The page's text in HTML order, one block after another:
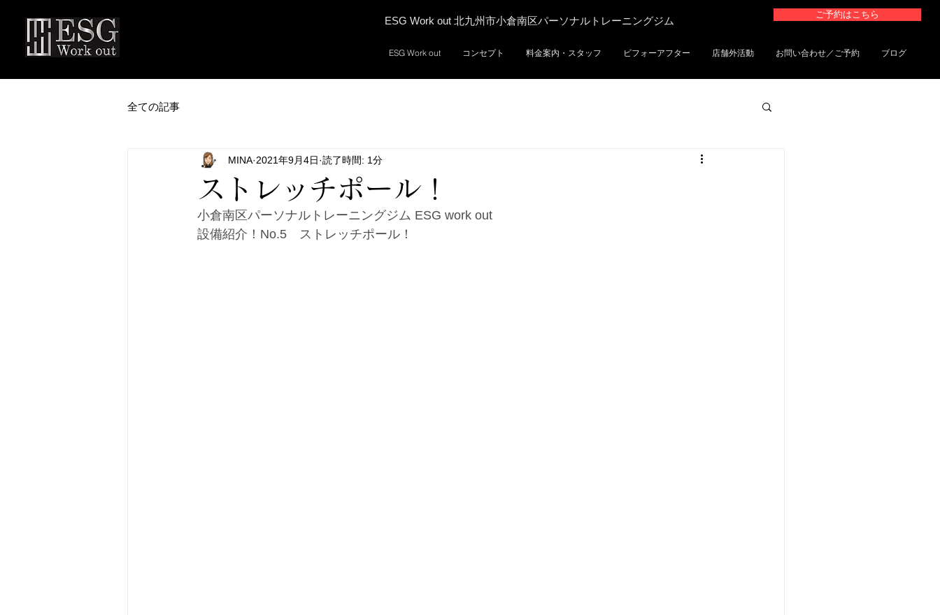
ESG Work out 北九州市小倉南区パーソナルトレーニングジム
ご予約はこちら
ESG Work out コンセプト 料金案内・スタッフ ビフォーアフター 店舗外活動 お問い合わせ／ご予約 ブログ
全ての記事
ストレッチポール！
MINA 2021年9月4日 読了時間: 1分
小倉南区パーソナルトレーニングジム ESG work out
設備紹介！No.5　ストレッチポール！